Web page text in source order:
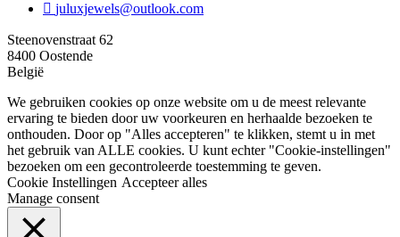
juluxjewels@outlook.com
Steenovenstraat 62
8400 Oostende
België
We gebruiken cookies op onze website om u de meest relevante
ervaring te bieden door uw voorkeuren en herhaalde bezoeken te
onthouden. Door op "Alles accepteren" te klikken, stemt u in met
het gebruik van ALLE cookies. U kunt echter "Cookie-instellingen"
bezoeken om een gecontroleerde toestemming te geven.
Cookie Instellingen Accepteer alles
Manage consent